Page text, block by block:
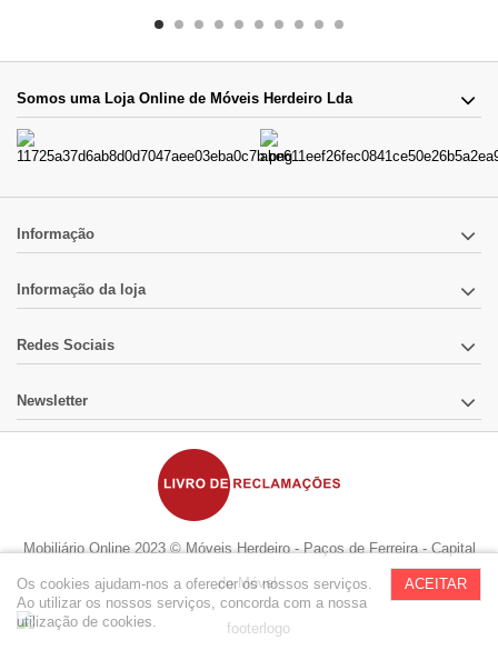
Somos uma Loja Online de Móveis Herdeiro Lda
Informação
Informação da loja
Redes Sociais
Newsletter
Mobiliário Online 2023 © Móveis Herdeiro - Paços de Ferreira - Capital
do Móvel ACEITAR
Os cookies ajudam-nos a oferecer os nossos serviços.
Ao utilizar os nossos serviços, concorda com a nossa
utilização de cookies.